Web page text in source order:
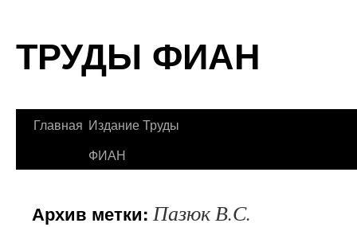
содержимому
ТРУДЫ ФИАН
Главная Издание Труды
ФИАН
Архив метки: Пазюк В.С.